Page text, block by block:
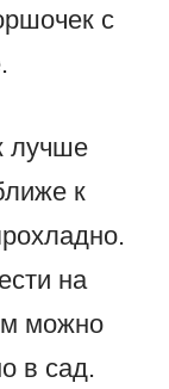
с
лучше
к
на
можно
в сад.